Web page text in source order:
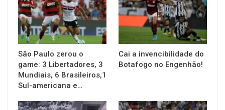
São Paulo zerou o
game: 3 Libertadores, 3
Mundiais, 6 Brasileiros,1
Sul-americana e…
Cai a invencibilidade do
Botafogo no Engenhão!